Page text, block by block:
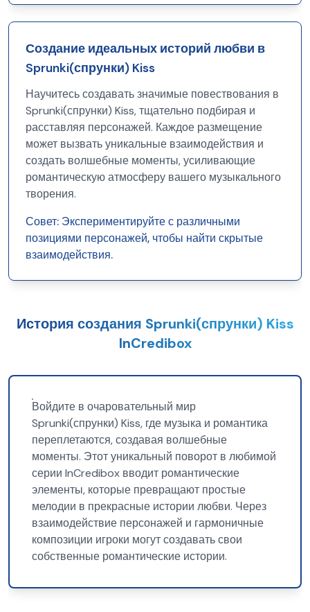
Создание идеальных историй любви в
Sprunki(спрунки) Kiss
Научитесь создавать значимые повествования в
Sprunki(спрунки) Kiss, тщательно подбирая и
расставляя персонажей. Каждое размещение
может вызвать уникальные взаимодействия и
создать волшебные моменты, усиливающие
романтическую атмосферу вашего музыкального
творения.
Совет: Экспериментируйте с различными
позициями персонажей, чтобы найти скрытые
взаимодействия.
История создания Sprunki(спрунки) Kiss
InCredibox
Войдите в очаровательный мир
Sprunki(спрунки) Kiss, где музыка и романтика
переплетаются, создавая волшебные
моменты. Этот уникальный поворот в любимой
серии InCredibox вводит романтические
элементы, которые превращают простые
мелодии в прекрасные истории любви. Через
взаимодействие персонажей и гармоничные
композиции игроки могут создавать свои
собственные романтические истории.